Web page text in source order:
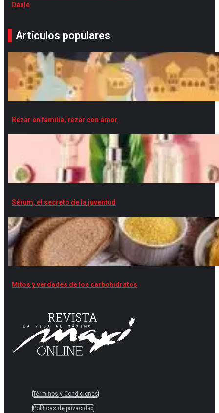
Daule
Artículos populares
Rezar en familia, rezar con amor
Sérum, el secreto de la juventud
Mitos y verdades de los carbohidratos
Términos y Condiciones
Políticas de privacidad